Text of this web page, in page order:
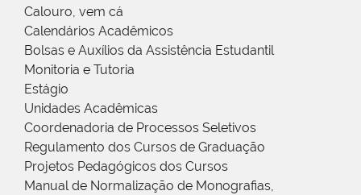
Calouro, vem cá
Calendários Acadêmicos
Bolsas e Auxílios da Assistência Estudantil
Monitoria e Tutoria
Estágio
Unidades Acadêmicas
Coordenadoria de Processos Seletivos
Regulamento dos Cursos de Graduação
Projetos Pedagógicos dos Cursos
Manual de Normalização de Monografias,